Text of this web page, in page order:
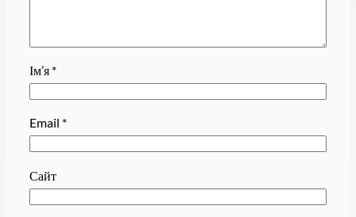
Ім’я *
Email *
Сайт